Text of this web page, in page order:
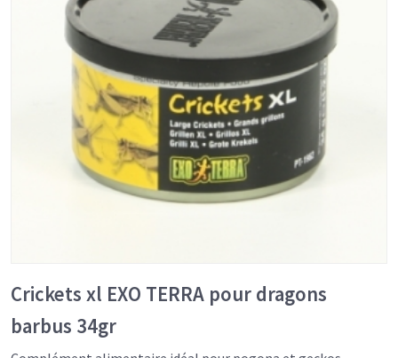
Crickets xl EXO TERRA pour dragons
barbus 34gr